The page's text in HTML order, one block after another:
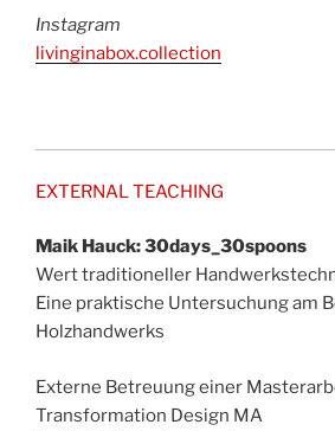
Instagram
livinginabox.collection
EXTERNAL TEACHING
Maik Hauck: 30days_30spoons
Wert traditioneller
Eine praktische Untersuchung am
Holzhandwerks
Externe Betreuung einer
Transformation Design MA